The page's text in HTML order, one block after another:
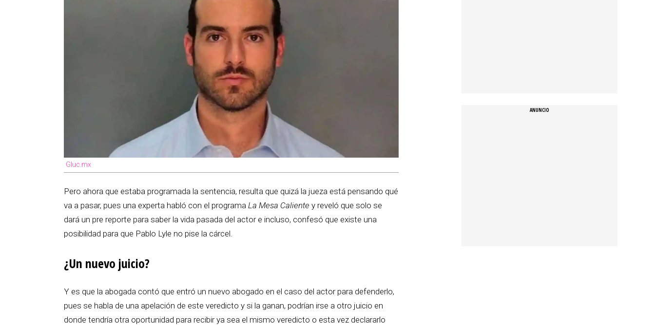
Gluc.mx
Pero ahora que estaba programada la sentencia, resulta que quizá la jueza está pensando qué
va a pasar, pues una experta habló con el programa La Mesa Caliente y reveló que solo se
dará un pre reporte para saber la vida pasada del actor e incluso, confesó que existe una
posibilidad para que Pablo Lyle no pise la cárcel.
¿Un nuevo juicio?
Y es que la abogada contó que entró un nuevo abogado en el caso del actor para defenderlo,
pues se habla de una apelación de este veredicto y si la ganan, podrían irse a otro juicio en
donde tendría otra oportunidad para recibir ya sea el mismo veredicto o esta vez declararlo